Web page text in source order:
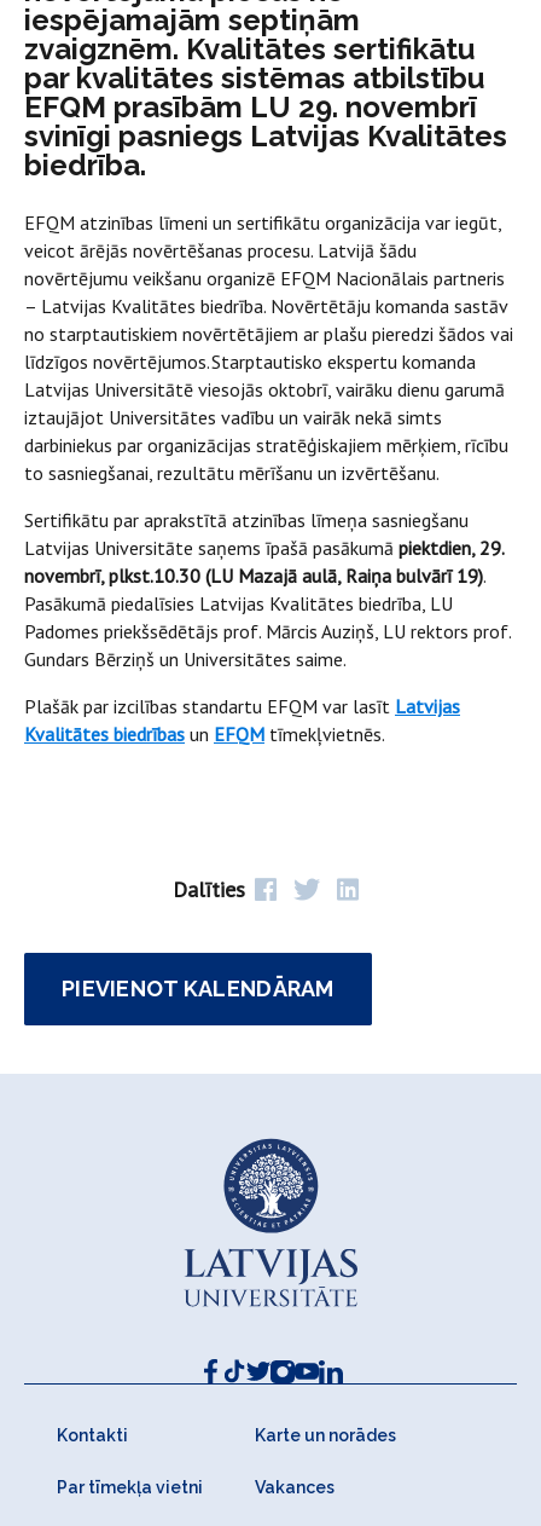
iespējamajām septiņām
zvaigznēm. Kvalitātes sertifikātu
par kvalitātes sistēmas atbilstību
EFQM prasībām LU 29. novembrī
svinīgi pasniegs Latvijas Kvalitātes
biedrība.
EFQM atzinības līmeni un sertifikātu organizācija var iegūt,
veicot ārējās novērtēšanas procesu. Latvijā šādu
novērtējumu veikšanu organizē EFQM Nacionālais partneris
– Latvijas Kvalitātes biedrība. Novērtētāju komanda sastāv
no starptautiskiem novērtētājiem ar plašu pieredzi šādos vai
līdzīgos novērtējumos. Starptautisko ekspertu komanda
Latvijas Universitātē viesojās oktobrī, vairāku dienu garumā
iztaujājot Universitātes vadību un vairāk nekā simts
darbiniekus par organizācijas stratēģiskajiem mērķiem, rīcību
to sasniegšanai, rezultātu mērīšanu un izvērtēšanu.
Sertifikātu par aprakstītā atzinības līmeņa sasniegšanu
Latvijas Universitāte saņems īpašā pasākumā piektdien, 29.
novembrī, plkst.10.30 (LU Mazajā aulā, Raiņa bulvārī 19).
Pasākumā piedalīsies Latvijas Kvalitātes biedrība, LU
Padomes priekšsēdētājs prof. Mārcis Auziņš, LU rektors prof.
Gundars Bērziņš un Universitātes saime.
Plašāk par izcilības standartu EFQM var lasīt Latvijas
Kvalitātes biedrības un EFQM tīmekļvietnēs.
Dalīties
PIEVIENOT KALENDĀRAM
Kontakti Karte un norādes
Par tīmekļa vietni Vakances